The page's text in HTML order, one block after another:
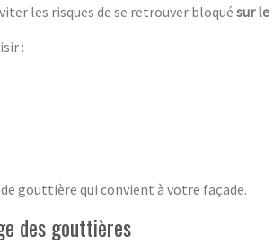
les risques de se retrouver bloqué sur
:
gouttière qui convient à votre façade.
des gouttières